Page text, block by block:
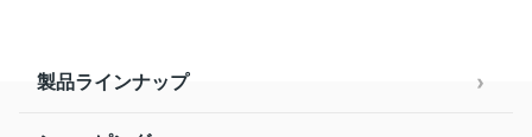
製品ラインナップ